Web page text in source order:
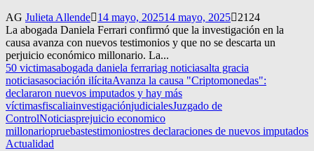
AG Julieta Allende 14 mayo, 202514 mayo, 2025
2124
La abogada Daniela Ferrari confirmó que la investigación en la
causa avanza con nuevos testimonios y que no se descarta un
perjuicio económico millonario. La...
50 victimasabogada daniela ferrariag noticiasalta gracia
noticiasasociación ilícitaAvanza la causa "Criptomonedas":
declararon nuevos imputados y hay más
víctimasfiscaliainvestigaciónjudicialesJuzgado de
ControlNoticiasprejuicio economico
millonariopruebastestimoniostres declaraciones de nuevos imputados
Actualidad